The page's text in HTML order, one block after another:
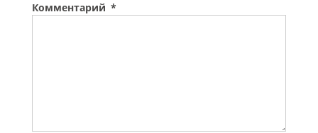
Комментарий *